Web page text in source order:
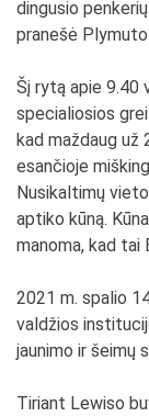
dingusio
pranešė
Šį rytą apie 9.40
specialiosios
kad maždaug už
esančioje
Nusikaltimų
aptiko kūną.
manoma, kad tai
2021 m. spalio
valdžios
jaunimo ir šeimų
Tiriant Lewiso